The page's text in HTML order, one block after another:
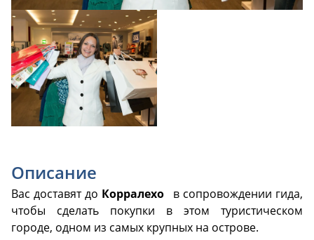
Описание
Вас доставят до Корралехо
в сопровождении гида,
чтобы сделать покупки в этом туристическом
городе, одном из самых крупных на острове.